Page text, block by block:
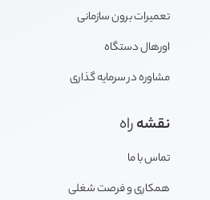
تعمیرات برون سازمانی
اورهال دستگاه
مشاوره در سرمایه گذاری
نقشهراه
تماس با ما
همکاری و فرصت شغلی